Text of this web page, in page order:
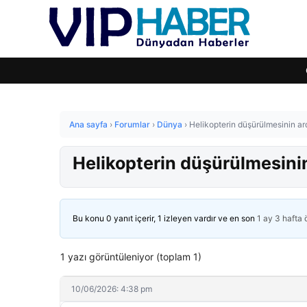
Ana sayfa › Forumlar › Dünya › Helikopterin düşürülmesinin
Helikopterin düşürülmesinin
Bu konu 0 yanıt içerir, 1 izleyen vardır ve en son 1 ay 3 hafta
1 yazı görüntüleniyor (toplam 1)
10/06/2026: 4:38 pm